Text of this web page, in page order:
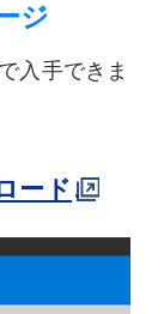
ジ
入手できま
ード